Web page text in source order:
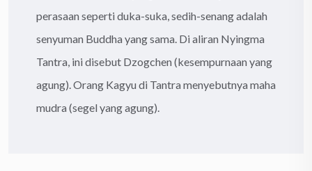
perasaan seperti duka-suka, sedih-senang adalah
senyuman Buddha yang sama. Di aliran Nyingma
Tantra, ini disebut Dzogchen (kesempurnaan yang
agung). Orang Kagyu di Tantra menyebutnya maha
mudra (segel yang agung).